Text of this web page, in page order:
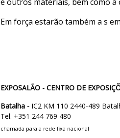
Em força estarão também a s
EXPOSALÃO - CENTRO DE
Batalha - IC2 KM 110 2440-489
Tel. +351 244 769 480
chamada para a rede fixa nacional